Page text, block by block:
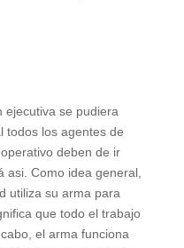
ejecutiva se pudiera
todos los agentes de
deben de ir
asi. Como idea general,
utiliza su arma para
que todo el trabajo
el arma funciona